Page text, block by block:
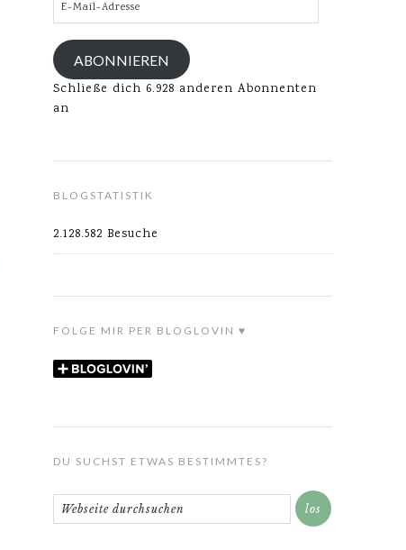
Mail-
Adresse
ABONNIEREN
Schließe dich 6.928 anderen Abonnenten
an
BLOGSTATISTIK
2.128.582 Besuche
FOLGE MIR PER BLOGLOVIN ♥
DU SUCHST ETWAS BESTIMMTES?